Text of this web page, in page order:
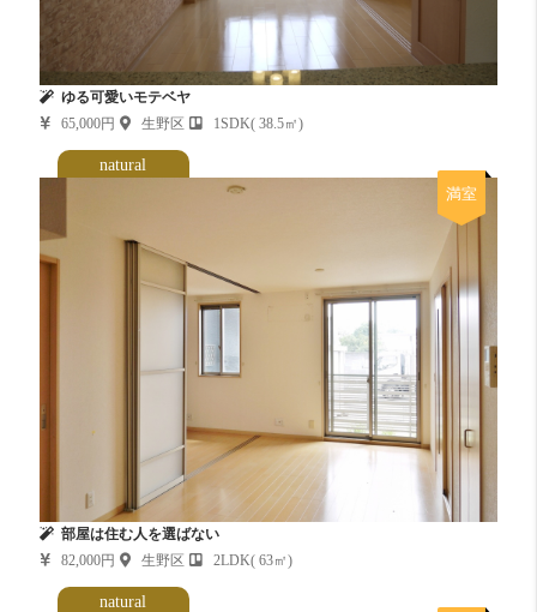
ゆる可愛いモテベヤ
65,000円
生野区 1SDK( 38.5㎡)
natural
満室
部屋は住む人を選ばない
82,000円
生野区 2LDK( 63㎡)
natural